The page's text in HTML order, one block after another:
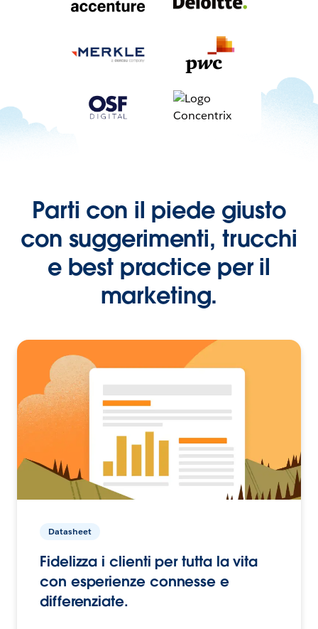
Parti con il piede giusto
con suggerimenti, trucchi
e best practice per il
marketing.
Datasheet
Fidelizza i clienti per tutta la vita
con esperienze connesse e
differenziate.